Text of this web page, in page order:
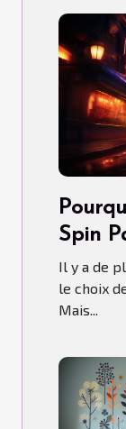
Spin
Il y a de
le choix
Mais...